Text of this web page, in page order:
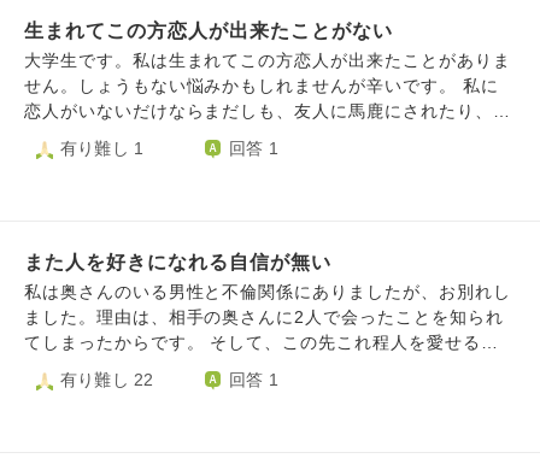
にはいずれどんな彼氏ができるんだろう？」とぐるぐると考
え込んでしまいます。そのせいで気づくと毎日何時間も経過
してしまい、いつも頭痛がするのです。もちろんその間、
中々物事が手につかず、いつも時間を浪費しています。 困
たものには恋愛が含まれており、それを聞いても「彼氏が欲
ていくことが難しく、お話しした後はいつも激しく疲労しま
す。 そんな状態なのに、彼氏なんて自分でも無理だろうと
思いますが、憧れや好奇心がどうしても捨てきれないので
す。 彼氏も欲しいですが、今の私の目標は自立した大人に
法があればぜひ教えていただきたいです。 よろしくお願い
生まれてこの方恋人が出来たことがない
大学生です。私は生まれてこの方恋人が出来たことがありま
せん。しょうもない悩みかもしれませんが辛いです。 私に
恋人がいないだけならまだしも、友人に馬鹿にされたり、父
方の叔父に孫が出来たことで父親はお前も早く女を作れと急
かされます。最近は母親に同性愛者なのか？と小馬鹿にした
有り難し 1 回答 1
また人を好きになれる自信が無い
私は奥さんのいる男性と不倫関係にありましたが、お別れし
ました。理由は、相手の奥さんに2人で会ったことを知られ
てしまったからです。 そして、この先これ程人を愛せるこ
とがあるのか、不安でいっぱいです。 私にとっては彼が初
恋で、関係は相手からのアプローチで半年程続いており、お
有り難し 22 回答 1